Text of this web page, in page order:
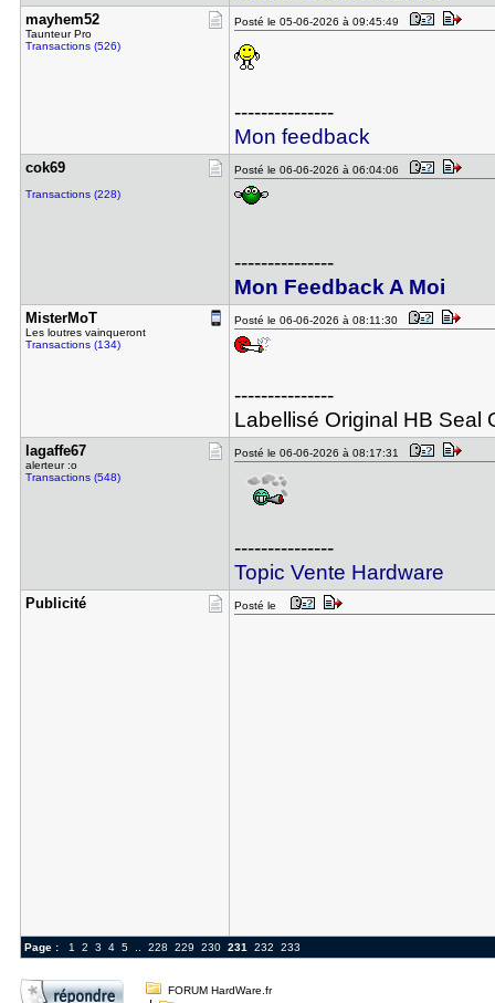
mayhem52
Taunteur Pro
Transactions (526)
Posté le 05-06-2026 à 09:45:49
---------------
Mon feedback
cok69
Transactions (228)
Posté le 06-06-2026 à 06:04:06
---------------
Mon Feedback A Moi
MisterMoT
Les loutres vainqueront
Transactions (134)
Posté le 06-06-2026 à 08:11:30
---------------
Labellisé Original HB Seal
lagaffe67
alerteur :o
Transactions (548)
Posté le 06-06-2026 à 08:17:31
---------------
Topic Vente Hardware
Publicité Posté le
Page : 1 2 3 4 5.. 228 229 230 231 232 233
FORUM HardWare.fr